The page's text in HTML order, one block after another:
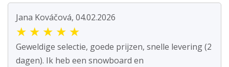
Jana Kováčová, 04.02.2026
★ ★ ★ ★ ★
Geweldige selectie, goede prijzen, snelle levering (2
dagen). Ik heb een snowboard en